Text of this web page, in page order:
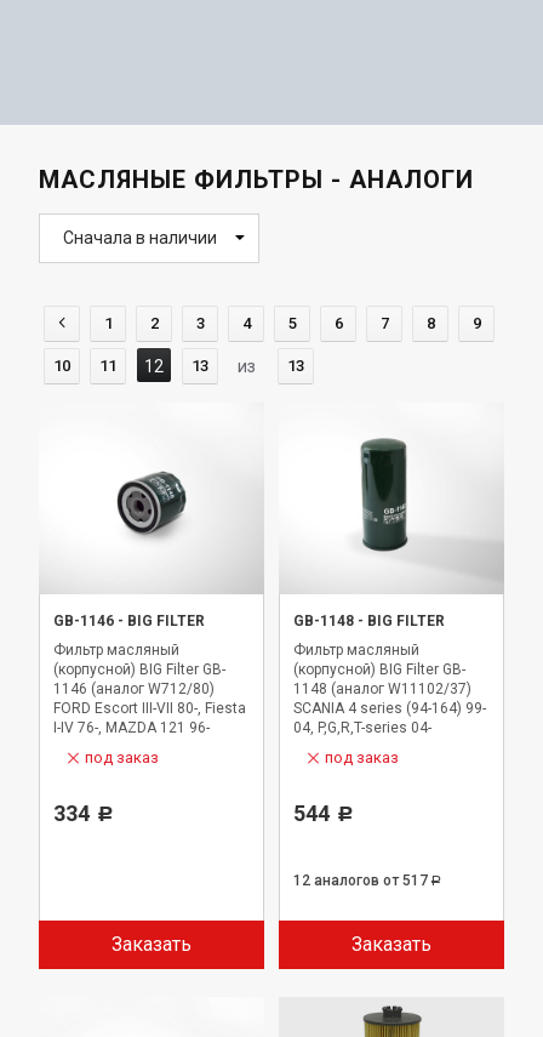
МАСЛЯНЫЕ ФИЛЬТРЫ - АНАЛОГИ
Сначала в наличии
1 2 3 4 5 6 7 8 9
10 11 12 13 из 13
GB-1146 - BIG FILTER
Фильтр масляный
(корпусной) BIG Filter GB-
1146 (аналог W712/80)
FORD Escort III-VII 80-, Fiesta
I-IV 76-, MAZDA 121 96-
под заказ
334 Р
Заказать
GB-1148 - BIG FILTER
Фильтр масляный
(корпусной) BIG Filter GB-
1148 (аналог W11102/37)
SCANIA 4 series (94-164) 99-
04, P,G,R,T-series 04-
под заказ
544 Р
12 аналогов от 517 Р
Заказать